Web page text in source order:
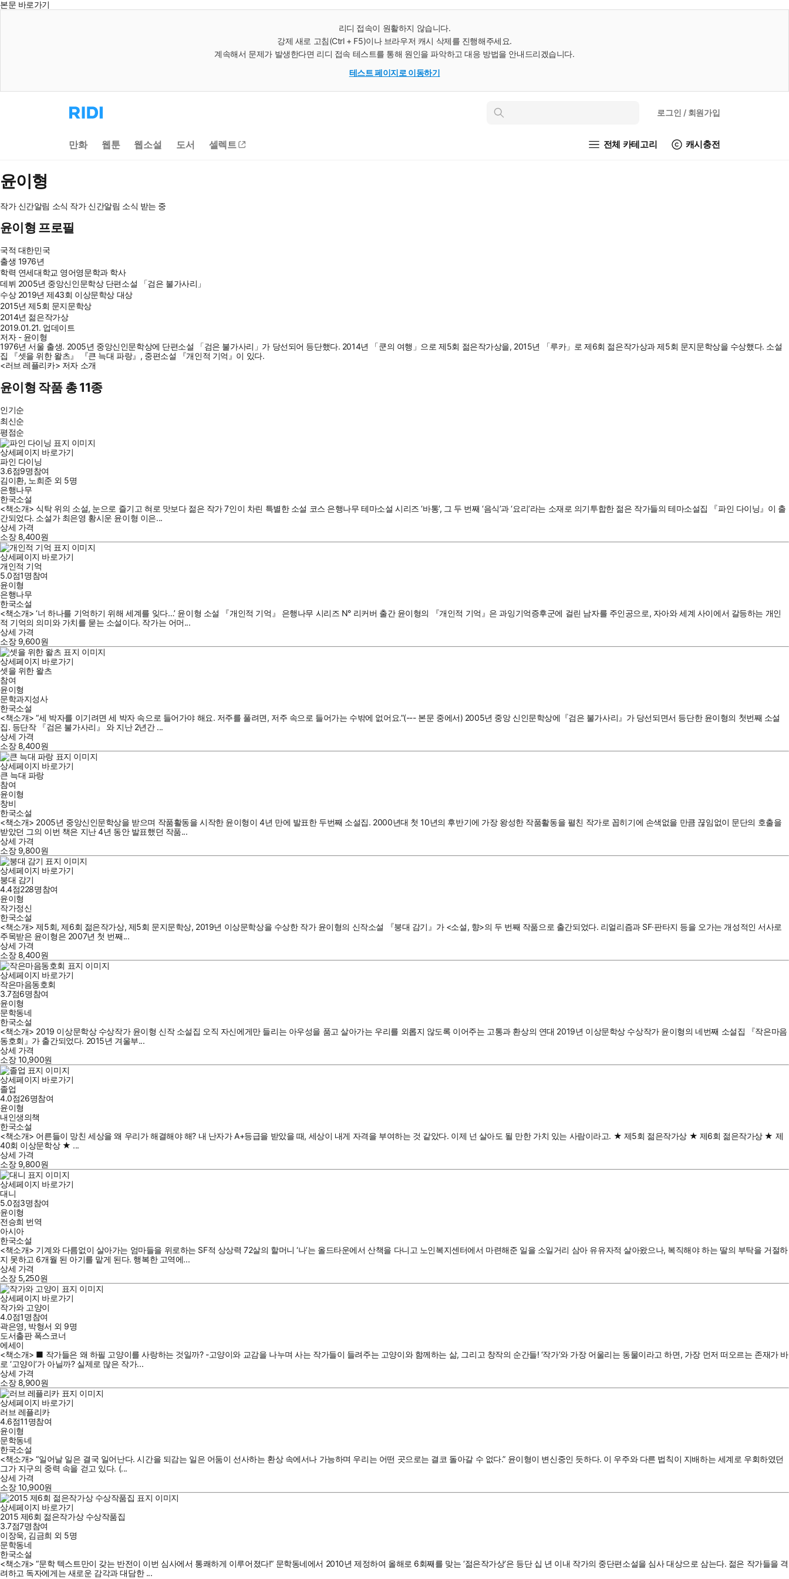
본문 바로가기
리디 접속이 원활하지 않습니다.
강제 새로 고침(Ctrl + F5)이나 브라우저 캐시 삭제를 진행해주세요.
계속해서 문제가 발생한다면 리디 접속 테스트를 통해 원인을 파악하고 대응 방법을 안내드리겠습니다.
테스트 페이지로 이동하기
리
디
으
로
인
로그인 / 회원가입
만화 웹툰 웹소설 도서 셀렉트 전체 카테고리 캐시충전
윤이형
작가 신간알림 소식 작가 신간알림 소식 받는 중
윤이형 프로필
국적 대한민국
출생 1976년
학력 연세대학교 영어영문학과 학사
데뷔 2005년 중앙신인문학상 단편소설 「검은 불가사리」
수상 2019년 제43회 이상문학상 대상
2015년 제5회 문지문학상
2014년 젊은작가상
2019.01.21. 업데이트
저자 - 윤이형
1976년 서울 출생. 2005년 중앙신인문학상에 단편소설 「검은 불가사리」가 당선되어 등단했다. 2014년 「쿤의 여행」으로 제5회 젊은작가상을, 2015년 「루카」로 제6회 젊은작가상과 제5회 문지문학상을 수상했다. 소설
집 『셋을 위한 왈츠』 『큰 늑대 파랑』, 중편소설 『개인적 기억』이 있다.
<러브 레플리카> 저자 소개
윤이형 작품 총 11종
인기순
최신순
평점순
상세페이지 바로가기
파인 다이닝
3.6점9명참여
김이환, 노희준 외 5명
은행나무
한국소설
<책소개> 식탁 위의 소설, 눈으로 즐기고 혀로 맛보다 젊은 작가 7인이 차린 특별한 소설 코스 은행나무 테마소설 시리즈 ‘바통’, 그 두 번째 ‘음식’과 ‘요리’라는 소재로 의기투합한 젊은 작가들의 테마소설집 『파인 다이닝』이 출
간되었다. 소설가 최은영 황시운 윤이형 이은...
상세 가격
소장 8,400원
상세페이지 바로가기
개인적 기억
5.0점1명참여
윤이형
은행나무
한국소설
<책소개> ‘너 하나를 기억하기 위해 세계를 잊다…’ 윤이형 소설 『개인적 기억』 은행나무 시리즈 N° 리커버 출간 윤이형의 『개인적 기억』은 과잉기억증후군에 걸린 남자를 주인공으로, 자아와 세계 사이에서 갈등하는 개인
적 기억의 의미와 가치를 묻는 소설이다. 작가는 어머...
상세 가격
소장 9,600원
상세페이지 바로가기
셋을 위한 왈츠
참여
윤이형
문학과지성사
한국소설
<책소개> “세 박자를 이기려면 세 박자 속으로 들어가야 해요. 저주를 풀려면, 저주 속으로 들어가는 수밖에 없어요.”(--- 본문 중에서) 2005년 중앙 신인문학상에『검은 불가사리』가 당선되면서 등단한 윤이형의 첫번째 소설
집. 등단작 『검은 불가사리』 와 지난 2년간 ...
상세 가격
소장 8,400원
상세페이지 바로가기
큰 늑대 파랑
참여
윤이형
창비
한국소설
<책소개> 2005년 중앙신인문학상을 받으며 작품활동을 시작한 윤이형이 4년 만에 발표한 두번째 소설집. 2000년대 첫 10년의 후반기에 가장 왕성한 작품활동을 펼친 작가로 꼽히기에 손색없을 만큼 끊임없이 문단의 호출을
받았던 그의 이번 책은 지난 4년 동안 발표했던 작품...
상세 가격
소장 9,800원
상세페이지 바로가기
붕대 감기
4.4점228명참여
윤이형
작가정신
한국소설
<책소개> 제5회, 제6회 젊은작가상, 제5회 문지문학상, 2019년 이상문학상을 수상한 작가 윤이형의 신작소설 『붕대 감기』가 <소설, 향>의 두 번째 작품으로 출간되었다. 리얼리즘과 SF·판타지 등을 오가는 개성적인 서사로
주목받은 윤이형은 2007년 첫 번째...
상세 가격
소장 8,400원
상세페이지 바로가기
작은마음동호회
3.7점6명참여
윤이형
문학동네
한국소설
<책소개> 2019 이상문학상 수상작가 윤이형 신작 소설집 오직 자신에게만 들리는 아우성을 품고 살아가는 우리를 외롭지 않도록 이어주는 고통과 환상의 연대 2019년 이상문학상 수상작가 윤이형의 네번째 소설집 『작은마음
동호회』가 출간되었다. 2015년 겨울부...
상세 가격
소장10,900원
상세페이지 바로가기
졸업
4.0점26명참여
윤이형
내인생의책
한국소설
<책소개> 어른들이 망친 세상을 왜 우리가 해결해야 해? 내 난자가 A+등급을 받았을 때, 세상이 내게 자격을 부여하는 것 같았다. 이제 넌 살아도 될 만한 가치 있는 사람이라고. ★ 제5회 젊은작가상 ★ 제6회 젊은작가상 ★ 제
40회 이상문학상 ★ ...
상세 가격
소장 9,800원
상세페이지 바로가기
대니
5.0점3명참여
윤이형
전승희 번역
아시아
한국소설
<책소개> 기계와 다름없이 살아가는 엄마들을 위로하는 SF적 상상력 72살의 할머니 ‘나’는 올드타운에서 산책을 다니고 노인복지센터에서 마련해준 일을 소일거리 삼아 유유자적 살아왔으나, 복직해야 하는 딸의 부탁을 거절하
지 못하고 6개월 된 아기를 맡게 된다. 행복한 고역에...
상세 가격
소장 5,250원
상세페이지 바로가기
작가와 고양이
4.0점1명참여
곽은영, 박형서 외 9명
도서출판 폭스코너
에세이
<책소개> ■ 작가들은 왜 하필 고양이를 사랑하는 것일까? -고양이와 교감을 나누며 사는 작가들이 들려주는 고양이와 함께하는 삶, 그리고 창작의 순간들! ‘작가’와 가장 어울리는 동물이라고 하면, 가장 먼저 떠오르는 존재가 바
로 ‘고양이’가 아닐까? 실제로 많은 작가...
상세 가격
소장 8,900원
상세페이지 바로가기
러브 레플리카
4.6점11명참여
윤이형
문학동네
한국소설
<책소개> “일어날 일은 결국 일어난다. 시간을 되감는 일은 어둠이 선사하는 환상 속에서나 가능하며 우리는 어떤 곳으로는 결코 돌아갈 수 없다.” 윤이형이 변신중인 듯하다. 이 우주와 다른 법칙이 지배하는 세계로 우회하였던
그가 지구의 중력 속을 걷고 있다. (...
상세 가격
소장10,900원
상세페이지 바로가기
2015 제6회 젊은작가상 수상작품집
3.7점7명참여
이장욱, 김금희 외 5명
문학동네
한국소설
<책소개> “문학 텍스트만이 갖는 반전이 이번 심사에서 통쾌하게 이루어졌다!” 문학동네에서 2010년 제정하여 올해로 6회째를 맞는 ‘젊은작가상’은 등단 십 년 이내 작가의 중단편소설을 심사 대상으로 삼는다. 젊은 작가들을 격
려하고 독자에게는 새로운 감각과 대담한 ...